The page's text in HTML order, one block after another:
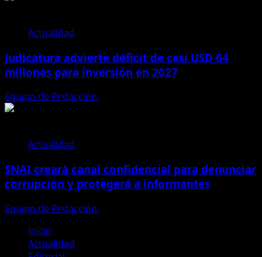
Actualidad
Judicatura advierte déficit de casi USD 64
millones para inversión en 2027
Equipo de Redacción
Actualidad
SNAI creará canal confidencial para denunciar
corrupción y protegerá a informantes
Equipo de Redacción
Inicio
Actualidad